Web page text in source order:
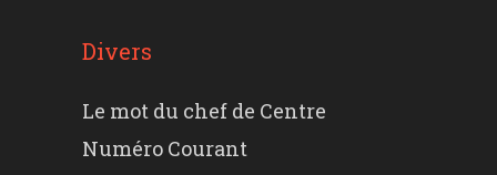
Divers
Le mot du chef de Centre
Numéro Courant